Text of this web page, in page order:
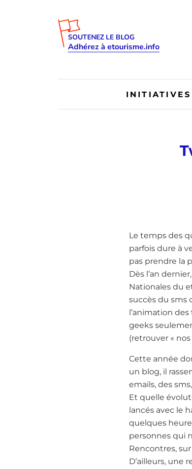
SOUTENEZ LE BLOG
Adhérez à etourisme.info
INITIATIVES
Le temps des
parfois dure à
pas prendre la
Dès l’an
Nationales du
succès du sms
l’animation
geeks
(retrouver «
Cette année
un blog, il
emails, des
Et quelle
lancés avec le
quelques
personnes qui
Rencontres,
D’ailleurs, une